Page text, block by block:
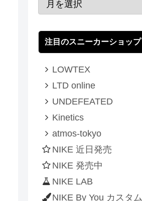
注目のスニーカーショップ
LOWTEX
LTD online
UNDEFEATED
Kinetics
atmos-tokyo
NIKE 近日発売
NIKE 発売中
NIKE LAB
NIKE By You カスタム